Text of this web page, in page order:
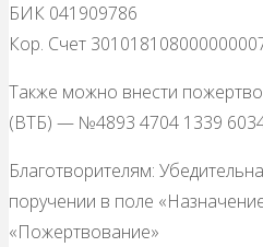
БИК 041909786
Кор. Счет
Также можно внести
(ВТБ) — №4893 4704 1339
Благотворителям:
поручении в поле
«Пожертвование»